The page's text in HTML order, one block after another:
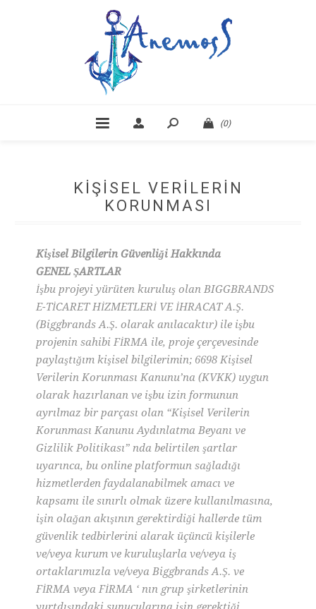
(0)
KIŞISEL VERILERIN
KORUNMASI
Kişisel Bilgilerin Güvenliği Hakkında
GENEL ŞARTLAR
İşbu projeyi yürüten kuruluş olan BIGGBRANDS
E-TİCARET HİZMETLERİ VE İHRACAT A.Ş.
(Biggbrands A.Ş. olarak anılacaktır) ile işbu
projenin sahibi FİRMA ile, proje çerçevesinde
paylaştığım kişisel bilgilerimin; 6698 Kişisel
Verilerin Korunması Kanunu’na (KVKK) uygun
olarak hazırlanan ve işbu izin formunun
ayrılmaz bir parçası olan “Kişisel Verilerin
Korunması Kanunu Aydınlatma Beyanı ve
Gizlilik Politikası” nda belirtilen şartlar
uyarınca, bu online platformun sağladığı
hizmetlerden faydalanabilmek amacı ve
kapsamı ile sınırlı olmak üzere kullanılmasına,
işin olağan akışının gerektirdiği hallerde tüm
güvenlik tedbirlerini alarak üçüncü kişilerle
ve/veya kurum ve kuruluşlarla ve/veya iş
ortaklarımızla ve/veya Biggbrands A.Ş. ve
FİRMA veya FİRMA ‘ nın grup şirketlerinin